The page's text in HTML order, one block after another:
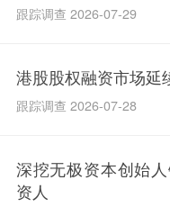
跟踪调查 2026-07-29
港股股权融资市场延
跟踪调查 2026-07-28
深挖无极资本创始
资人